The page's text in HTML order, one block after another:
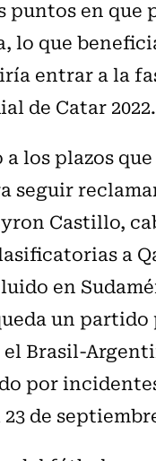
puntos en que
lo que
entrar a la
de Catar 2022.
los plazos
seguir
Castillo,
a
en
un partido
el Brasil-
por
de